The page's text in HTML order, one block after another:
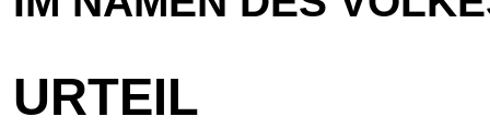
URTEIL